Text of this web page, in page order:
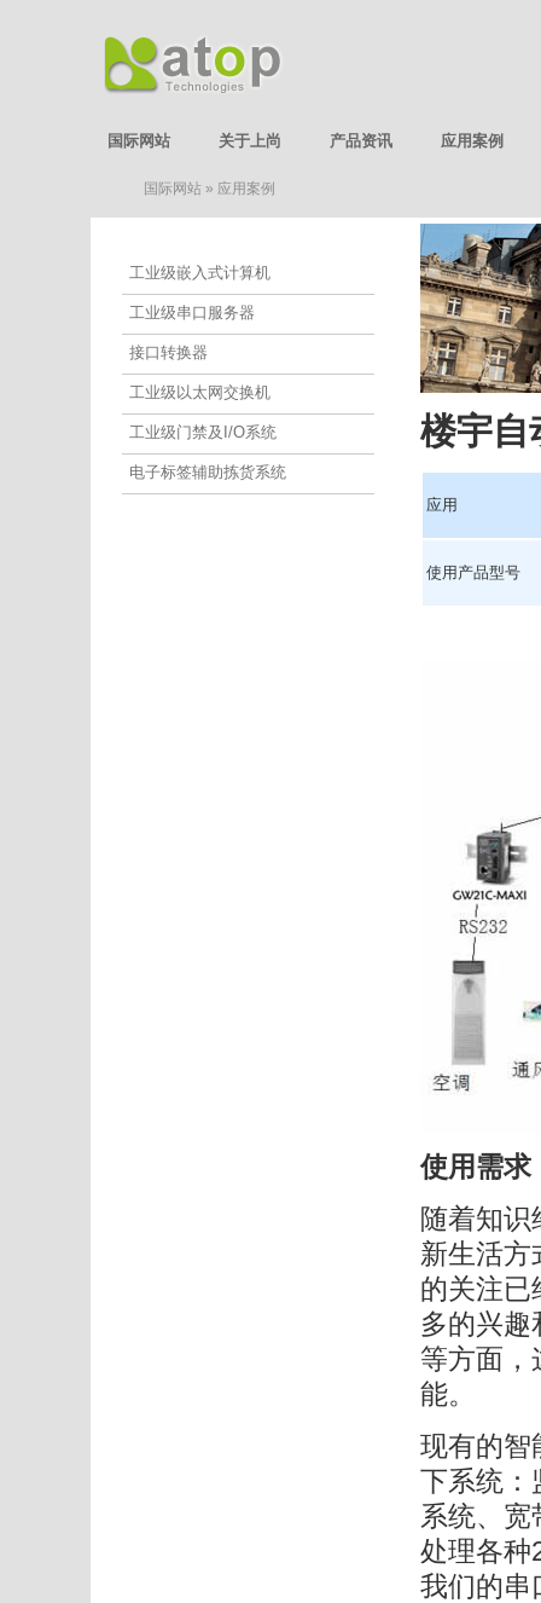
国际网站 关于上尚 产品资讯 应用案例
国际网站» 应用案例
工业级嵌入式计算机
工业级串口服务器
接口转换器
工业级以太网交换机
工业级门禁及I/O系统
电子标签辅助拣货系统
楼宇自
应用
使用产品型号
使用需求
随着知识
新生活方
的关注已
多的兴
等方面，
能。
现有的智
下系统：
系统、
处理各种
我们的串